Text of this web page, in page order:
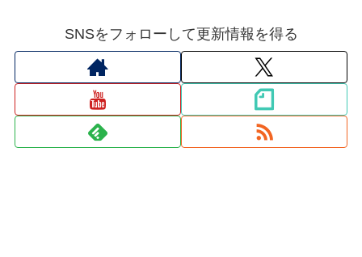
SNSをフォローして更新情報を得る